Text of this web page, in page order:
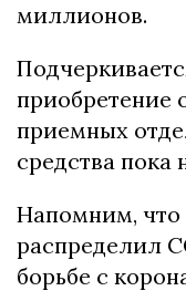
миллионов.
приобретение
приемных
средства пока
Напомним, что
распределил
борьбе с